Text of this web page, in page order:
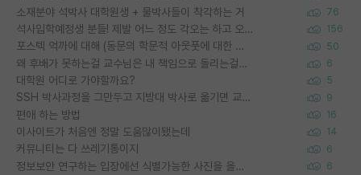
소재분야 석박사 대학원생 + 물박사들이 착각하는 거 76
석사입학예정생 분들! 제발 어느 정도 각오는 하고 오세요. 156
포스텍 억까에 대해 (동문의 학문적 아웃풋에 대한 반박) 50
왜 후배가 못하는걸 교수님은 내 책임으로 돌리는걸까요? 6
대학원 어디로 가야할까요? 5
SSH 박사과정을 그만두고 지방대 박사로 옮기면 교수의 꿈은 끝일까요? 9
편애 하는 방법 16
이사이트가 처음엔 정말 도움많이됐는데 14
커뮤니티는 다 쓰레기통이지 6
정보보안 연구하는 입장에선 식별가능한 사진을 올리는건 비추이긴함 6